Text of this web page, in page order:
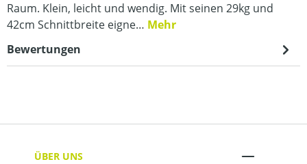
Raum. Klein, leicht und wendig. Mit seinen 29kg und
42cm Schnittbreite eigne… Mehr
Bewertungen
ÜBER UNS